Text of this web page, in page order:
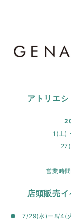
アトリエ
1(土)
営業時
店頭販売
● 7/29(水)ー8/4(